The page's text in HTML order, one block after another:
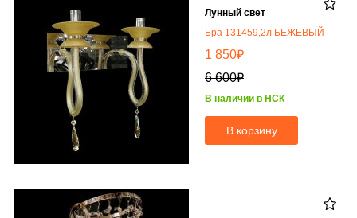
Лунный свет
Бра 131459,2л БЕЖЕВЫЙ
1 850₽
6 600₽
В наличии в НСК
В корзину